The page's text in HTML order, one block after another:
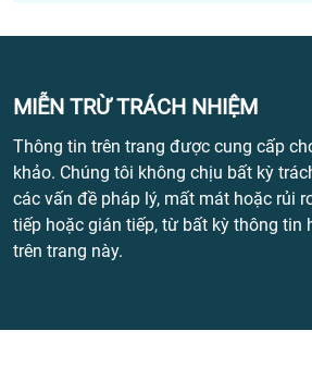
MIỄN TRỪ TRÁCH NHIỆM
Thông tin trên trang được cung cấp
khảo. Chúng tôi không chịu bất kỳ
các vấn đề pháp lý, mất mát hoặc rủi
tiếp hoặc gián tiếp, từ bất kỳ thông tin
trên trang này.